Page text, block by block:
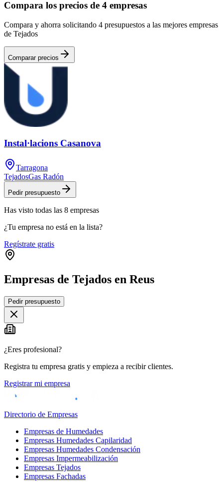
Compara los precios de 4 empresas
Compara y ahorra solicitando 4 presupuestos a las mejores empresas
de Tejados
Comparar precios
Instal·lacions Casanova
Tarragona
TejadosGas Radón
Pedir presupuesto
Has visto todas las 8 empresas
¿Tu empresa no está en la lista?
Regístrate gratis
Empresas de Tejados en Reus
+
−
Pedir presupuesto
¿Eres profesional?
Registra tu empresa gratis y empieza a recibir clientes.
Registrar mi empresa
Directorio de Empresas
Empresas de Humedades
Empresas Humedades Capilaridad
Empresas Humedades Condensación
Empresas Impermeabilización
Empresas Tejados
Empresas Fachadas